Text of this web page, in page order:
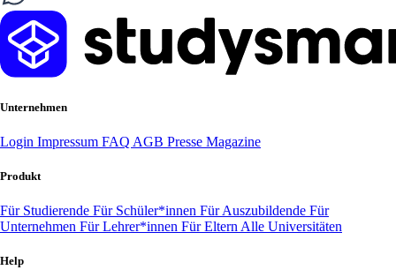
Unternehmen
Login Impressum FAQ AGB Presse Magazine
Produkt
Für Studierende Für Schüler*innen Für Auszubildende Für
Unternehmen Für Lehrer*innen Für Eltern Alle Universitäten
Help